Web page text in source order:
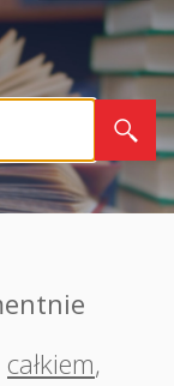
całkiem,